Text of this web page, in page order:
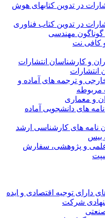
در تدوین کتابهای هوش
در تدوین کتاب فناوری
مهندسی
کافی نت
و کارشناسان انتشارات
انتشارات
و ترجمه های آماده و
مربوطه
و معماری
های دانشجویی آماده
نامه های کارشناسی ارشد
بیس
و پژوهشی، سفارش
دارای توجیه اقتصادی و ایده
شرکت